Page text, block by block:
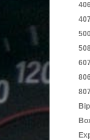
407
607
807